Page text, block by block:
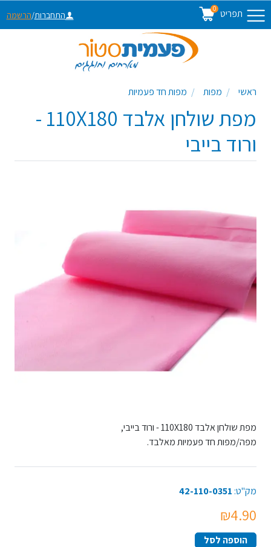
תפריט 0
התחברות/הרשמה
ראשי מפות מפות חד פעמיות
מפת שולחן אלבד 110X180 -
ורוד בייבי
מפת שולחן אלבד 110X180 - ורוד בייבי,
מפה/מפות חד פעמיות מאלבד.
מק"ט: 42-110-0351
₪4.90
הוספה לסל